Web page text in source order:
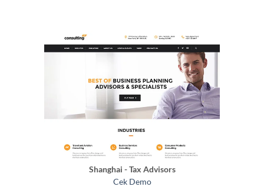
Shanghai - Tax Advisors
Cek Demo